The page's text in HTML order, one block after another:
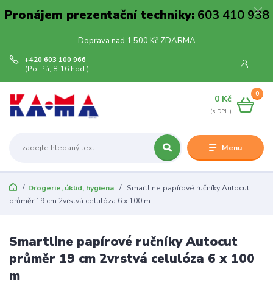
Pronájem prezentační techniky:603 410 938
Doprava nad 1 500 Kč ZDARMA
Menu
+420 603 100 966
(Po-Pá, 8-16 hod.)
0
0 Kč
Drogerie, úklid, hygiena
Smartline papírové ručníky Autocut
průměr 19 cm 2vrstvá celulóza 6 x 100 m
Smartline papírové ručníky Autocut
průměr 19 cm 2vrstvá celulóza 6 x 100
m